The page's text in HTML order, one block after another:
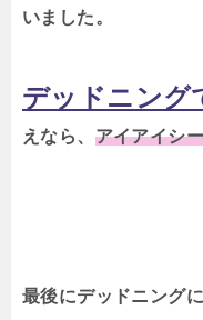
いました。
デッドニング
えなら、 アイアイシ
最後にデッドニング